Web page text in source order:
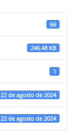
66
246.48 KB
1
22 de agosto de 2024
22 de agosto de 2024